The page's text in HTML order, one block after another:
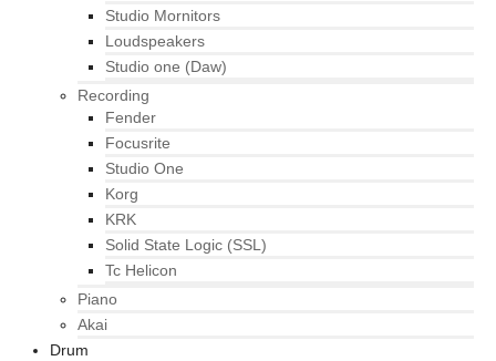
Studio Mornitors
Loudspeakers
Studio one (Daw)
Recording
Fender
Focusrite
Studio One
Korg
KRK
Solid State Logic (SSL)
Tc Helicon
Piano
Akai
Drum